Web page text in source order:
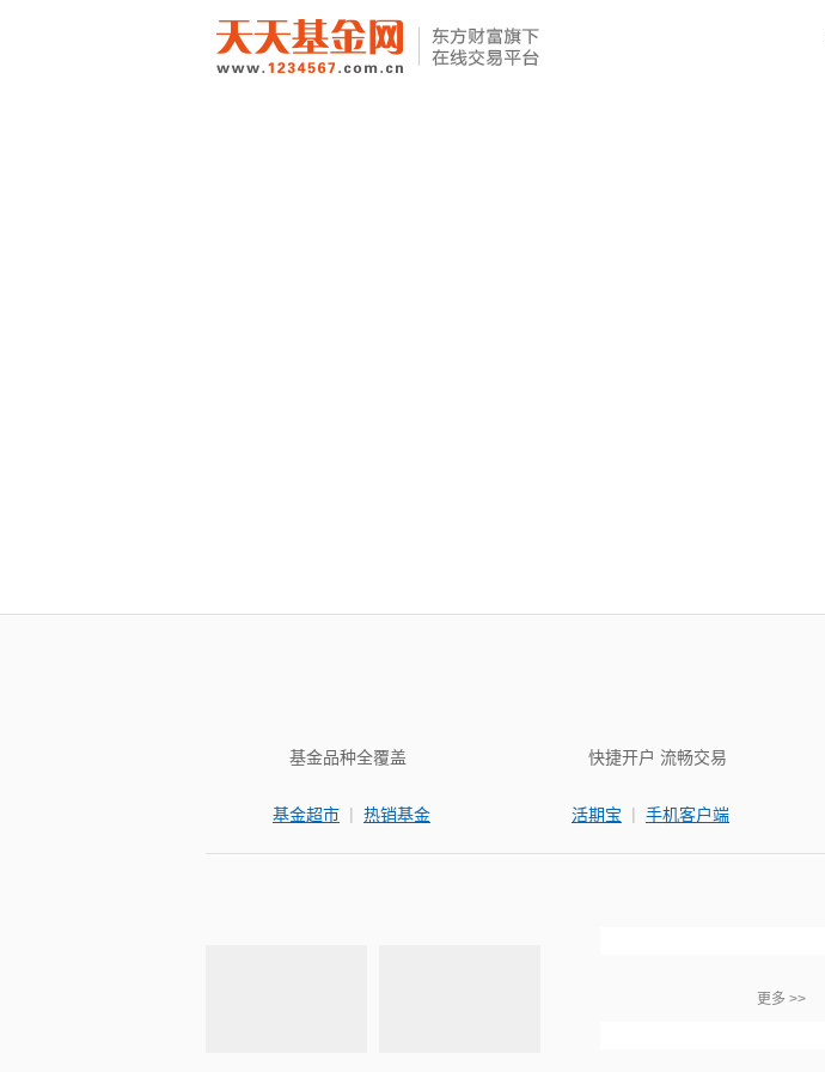
基金品种全覆盖
基金超市 | 热销基金
快捷开户 流畅交易
活期宝 | 手机客户端
更多 >>